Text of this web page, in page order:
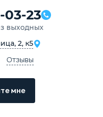
03-23
выходных
2, к5
Отзывы
мне